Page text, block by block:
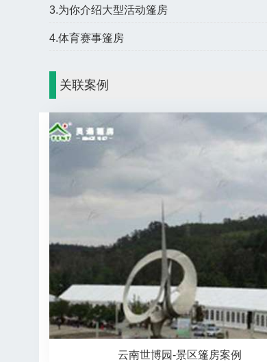
3.为你介绍大型活动篷房
4.体育赛事篷房
关联案例
云南世博园-景区篷房案例